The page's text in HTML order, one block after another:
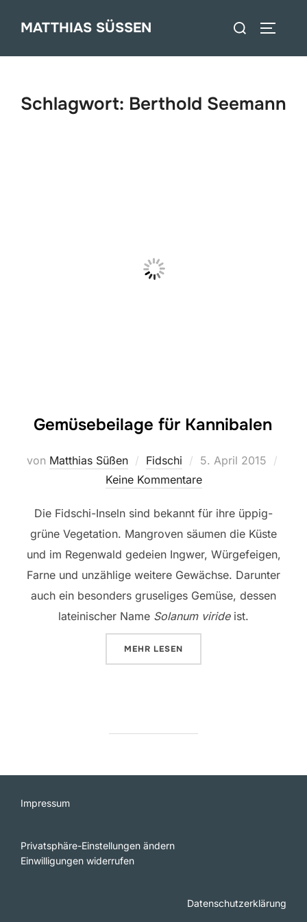
InhaltMATTHIAS SÜSSEN
Suchen
Schlagwort: Berthold Seemann
Gemüsebeilage für Kannibalen
von Matthias Süßen Fidschi
Veröffentlicht
am
5. April 2015
Keine Kommentare
Die Fidschi-Inseln sind bekannt für ihre üppig-
grüne Vegetation. Mangroven säumen die Küste
und im Regenwald gedeien Ingwer, Würgefeigen,
Farne und unzählige weitere Gewächse. Darunter
auch ein besonders gruseliges Gemüse, dessen
lateinischer Name Solanum virideist.
MEHR ÜBER „GEMÜSEBEILAGE FÜR
LESEN
Impressum
Privatsphäre-Einstellungen ändern
Einwilligungen widerrufen
Datenschutzerklärung